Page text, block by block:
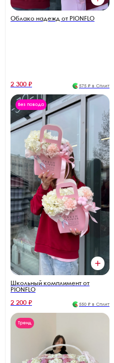
Облако надежд от PIONFLO
2 300 ₽ 575 ₽ в Сплит
Без повода
Школьный комплимент от
PIONFLO
2 200 ₽ 550 ₽ в Сплит
Тренд